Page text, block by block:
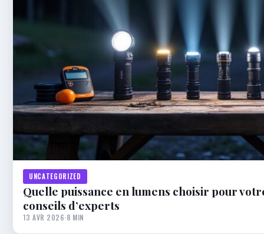
UNCATEGORIZED
Quelle puissance en lumens choisir pour
conseils d’experts
13 AVR 2026·8 MIN